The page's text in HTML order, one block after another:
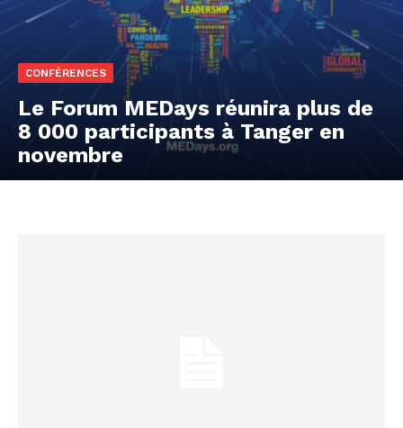
CONFÉRENCES
Le Forum MEDays réunira plus de
8 000 participants à Tanger en
novembre